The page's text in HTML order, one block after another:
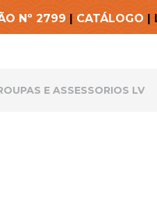
Nº 2799 | CATÁLOGO |
E ASSESSORIOS LV